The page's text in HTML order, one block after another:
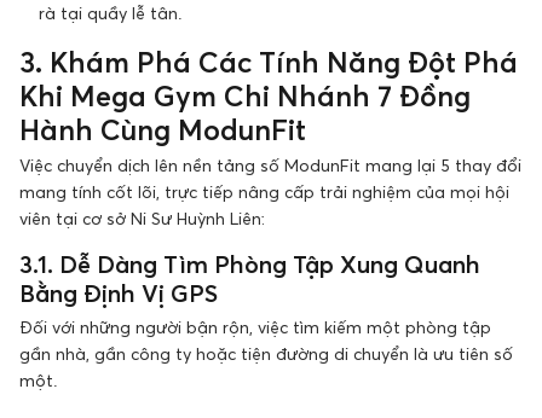
rà tại quầy lễ tân.
3. Khám Phá Các Tính Năng Đột Phá
Khi Mega Gym Chi Nhánh 7 Đồng
Hành Cùng ModunFit
Việc chuyển dịch lên nền tảng số ModunFit mang lại 5 thay đổi
mang tính cốt lõi, trực tiếp nâng cấp trải nghiệm của mọi hội
viên tại cơ sở Ni Sư Huỳnh Liên:
3.1. Dễ Dàng Tìm Phòng Tập Xung Quanh
Bằng Định Vị GPS
Đối với những người bận rộn, việc tìm kiếm một phòng tập
gần nhà, gần công ty hoặc tiện đường di chuyển là ưu tiên số
một.